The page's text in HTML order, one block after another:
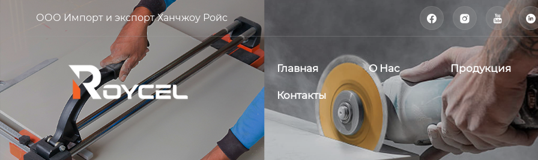
ООО Импорт и экспорт Ханчжоу Ройс    
Главная О Нас Продукция
Контакты